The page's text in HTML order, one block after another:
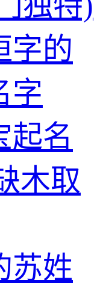
字的
字
起名
木取
苏姓